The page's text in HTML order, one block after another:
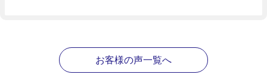
お客様の声一覧へ